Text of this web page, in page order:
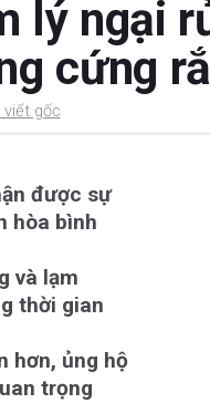
lý ngại
cứng
viết gốc
được sự
hòa bình
và lạm
thời gian
hơn, ủng hộ
trọng